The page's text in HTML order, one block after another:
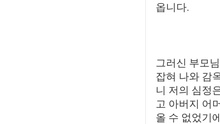
옵니다.
그러신 부모
잡혀 나와 감
니 저의 심정
고 아버지 어
올 수 없었기